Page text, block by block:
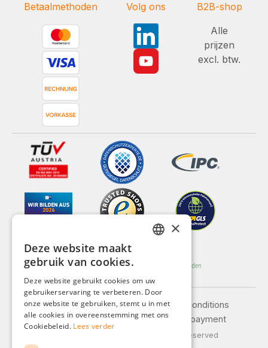
Betaalmethoden Volg ons
B2B-shop
Alle
prijzen
excl. btw.
Legal notice
General terms and conditions
Privacy policy
Shipping and payment
© 2026 Weidinger GmbH, All Rights Reserved
FRENCH
ITALIAN
×
Deze website maakt
gebruik van cookies.
Deze website gebruikt cookies om uw
gebruikerservaring te verbeteren. Door
onze website te gebruiken, stemt u in met
alle cookies in overeenstemming met ons
Cookiebeleid. Lees verder